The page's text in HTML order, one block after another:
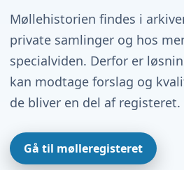
Møllehistorien findes i
private samlinger og hos
specialviden. Derfor er
kan modtage forslag og
de bliver en del af registeret.
Gå til mølleregisteret